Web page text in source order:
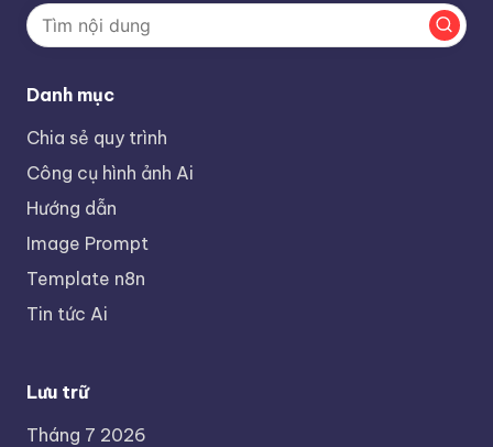
Danh mục
Chia sẻ quy trình
Công cụ hình ảnh Ai
Hướng dẫn
Image Prompt
Template n8n
Tin tức Ai
Lưu trữ
Tháng 7 2026